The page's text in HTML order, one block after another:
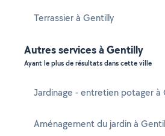
Terrassier à Gentilly
Autres services à Gentilly
Ayant le plus de résultats dans cette ville
Jardinage - entretien potager à
Aménagement du jardin à